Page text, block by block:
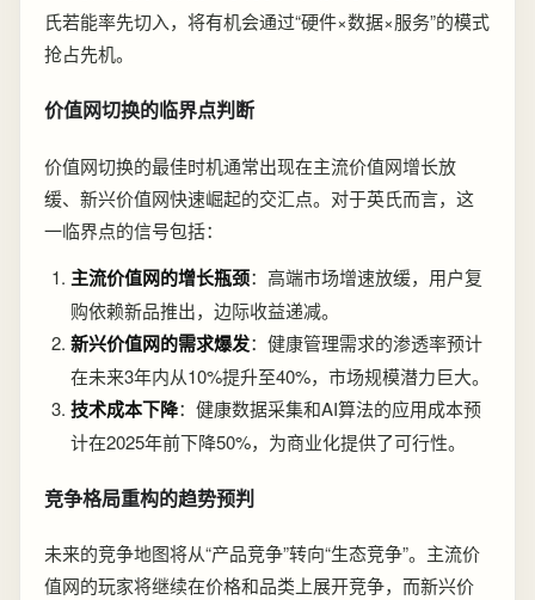
氏若能率先切入，将有机会通过“硬件×数据×服务”的模式
抢占先机。
价值网切换的临界点判断
价值网切换的最佳时机通常出现在主流价值网增长放
缓、新兴价值网快速崛起的交汇点。对于英氏而言，这
一临界点的信号包括：
主流价值网的增长瓶颈：高端市场增速放缓，用户复
购依赖新品推出，边际收益递减。
新兴价值网的需求爆发：健康管理需求的渗透率预计
在未来3年内从10%提升至40%，市场规模潜力巨大。
技术成本下降：健康数据采集和AI算法的应用成本预
计在2025年前下降50%，为商业化提供了可行性。
竞争格局重构的趋势预判
未来的竞争地图将从“产品竞争”转向“生态竞争”。主流价
值网的玩家将继续在价格和品类上展开竞争，而新兴价